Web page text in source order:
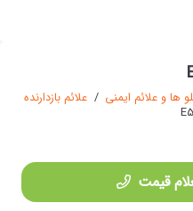
ها و علائم ایمنی / علائم بازدارنده
قیمت